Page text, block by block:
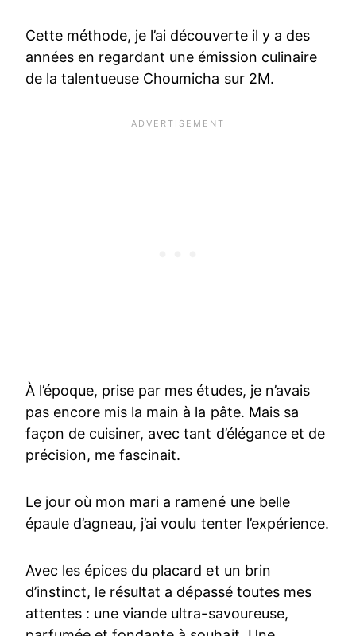
Cette méthode, je l’ai découverte il y a des
années en regardant une émission culinaire
de la talentueuse Choumicha sur 2M.
À l’époque, prise par mes études, je n’avais
pas encore mis la main à la pâte. Mais sa
façon de cuisiner, avec tant d’élégance et de
précision, me fascinait.
Le jour où mon mari a ramené une belle
épaule d’agneau, j’ai voulu tenter l’expérience.
Avec les épices du placard et un brin
d’instinct, le résultat a dépassé toutes mes
attentes : une viande ultra-savoureuse,